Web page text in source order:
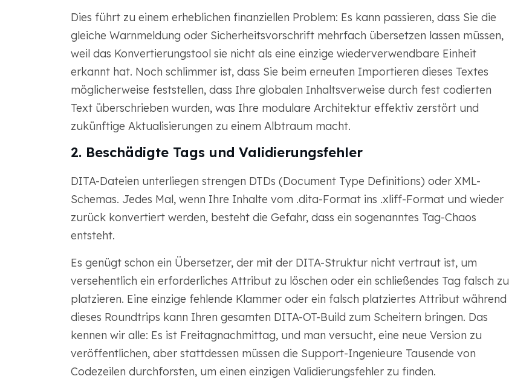
Dies führt zu einem erheblichen finanziellen Problem: Es kann passieren, dass Sie die
gleiche Warnmeldung oder Sicherheitsvorschrift mehrfach übersetzen lassen müssen,
weil das Konvertierungstool sie nicht als eine einzige wiederverwendbare Einheit
erkannt hat. Noch schlimmer ist, dass Sie beim erneuten Importieren dieses Textes
möglicherweise feststellen, dass Ihre globalen Inhaltsverweise durch fest codierten
Text überschrieben wurden, was Ihre modulare Architektur effektiv zerstört und
zukünftige Aktualisierungen zu einem Albtraum macht.
2. Beschädigte Tags und Validierungsfehler
DITA-Dateien unterliegen strengen DTDs (Document Type Definitions) oder XML-
Schemas. Jedes Mal, wenn Ihre Inhalte vom .dita-Format ins .xliff-Format und wieder
zurück konvertiert werden, besteht die Gefahr, dass ein sogenanntes Tag-Chaos
entsteht.
Es genügt schon ein Übersetzer, der mit der DITA-Struktur nicht vertraut ist, um
versehentlich ein erforderliches Attribut zu löschen oder ein schließendes Tag falsch zu
platzieren. Eine einzige fehlende Klammer oder ein falsch platziertes Attribut während
dieses Roundtrips kann Ihren gesamten DITA-OT-Build zum Scheitern bringen. Das
kennen wir alle: Es ist Freitagnachmittag, und man versucht, eine neue Version zu
veröffentlichen, aber stattdessen müssen die Support-Ingenieure Tausende von
Codezeilen durchforsten, um einen einzigen Validierungsfehler zu finden.